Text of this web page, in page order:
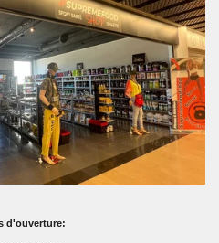
d'ouverture: